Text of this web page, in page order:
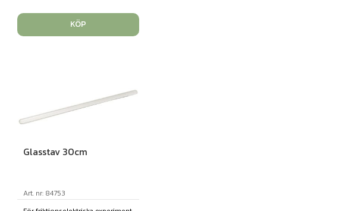
KÖP
Glasstav 30cm
Art. nr: 84753